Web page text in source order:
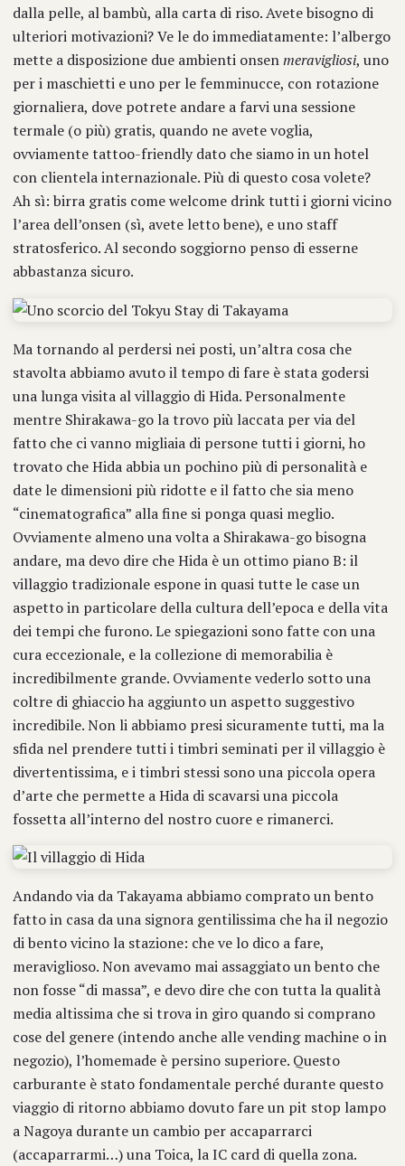
dalla pelle, al bambù, alla carta di riso. Avete bisogno di
ulteriori motivazioni? Ve le do immediatamente: l’albergo
mette a disposizione due ambienti onsenmeravigliosi, uno
per i maschietti e uno per le femminucce, con rotazione
giornaliera, dove potrete andare a farvi una sessione
termale (o più) gratis, quando ne avete voglia,
ovviamente tattoo-friendly dato che siamo in un hotel
con clientela internazionale. Più di questo cosa volete?
Ah sì: birra gratis come welcome drink tutti i giorni vicino
l’area dell’onsen (sì, avete letto bene), e uno staff
stratosferico. Al secondo soggiorno penso di esserne
abbastanza sicuro.
Ma tornando al perdersi nei posti, un’altra cosa che
stavolta abbiamo avuto il tempo di fare è stata godersi
una lunga visita al villaggio di Hida. Personalmente
mentre Shirakawa-go la trovo più laccata per via del
fatto che ci vanno migliaia di persone tutti i giorni, ho
trovato che Hida abbia un pochino più di personalità e
date le dimensioni più ridotte e il fatto che sia meno
“cinematografica” alla fine si ponga quasi meglio.
Ovviamente almeno una volta a Shirakawa-go bisogna
andare, ma devo dire che Hida è un ottimo piano B: il
villaggio tradizionale espone in quasi tutte le case un
aspetto in particolare della cultura dell’epoca e della vita
dei tempi che furono. Le spiegazioni sono fatte con una
cura eccezionale, e la collezione di memorabilia è
incredibilmente grande. Ovviamente vederlo sotto una
coltre di ghiaccio ha aggiunto un aspetto suggestivo
incredibile. Non li abbiamo presi sicuramente tutti, ma la
sfida nel prendere tutti i timbri seminati per il villaggio è
divertentissima, e i timbri stessi sono una piccola opera
d’arte che permette a Hida di scavarsi una piccola
fossetta all’interno del nostro cuore e rimanerci.
Andando via da Takayama abbiamo comprato un bento
fatto in casa da una signora gentilissima che ha il negozio
di bento vicino la stazione: che ve lo dico a fare,
meraviglioso. Non avevamo mai assaggiato un bento che
non fosse “di massa”, e devo dire che con tutta la qualità
media altissima che si trova in giro quando si comprano
cose del genere (intendo anche alle vending machine o in
negozio), l’homemade è persino superiore. Questo
carburante è stato fondamentale perché durante questo
viaggio di ritorno abbiamo dovuto fare un pit stop lampo
a Nagoya durante un cambio per accaparrarci
(accaparrarmi…) una Toica, la IC card di quella zona.